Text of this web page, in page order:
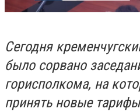
Сегодня
было сорвано
горисполкома, на
принять новые